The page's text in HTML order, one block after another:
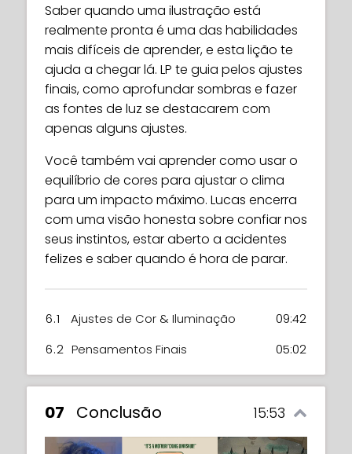
Saber quando uma ilustração está
realmente pronta é uma das habilidades
mais difíceis de aprender, e esta lição te
ajuda a chegar lá. LP te guia pelos ajustes
finais, como aprofundar sombras e fazer
as fontes de luz se destacarem com
apenas alguns ajustes.
Você também vai aprender como usar o
equilíbrio de cores para ajustar o clima
para um impacto máximo. Lucas encerra
com uma visão honesta sobre confiar nos
seus instintos, estar aberto a acidentes
felizes e saber quando é hora de parar.
6.1 Ajustes de Cor & Iluminação
09:42
6.2 Pensamentos Finais 05:02
07 Conclusão 15:53